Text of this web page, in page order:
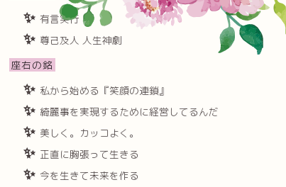
有言実行
尊己及人 人生神劇
座右の銘
私から始める『笑顔の連鎖』
綺麗事を実現するために経営してるんだ
美しく。カッコよく。
正直に胸張って生きる
今を生きて未来を作る